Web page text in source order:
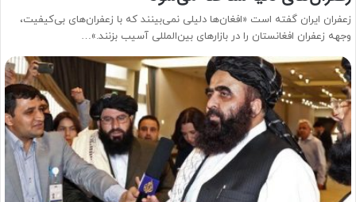
زعفران ایران گفته است «افغان‌ها دلیلی نمی‌بینند که با زعفران‌های بی‌کیفیت،
وجهه زعفران افغانستان را در بازارهای بین‌المللی آسیب بزنند.»…